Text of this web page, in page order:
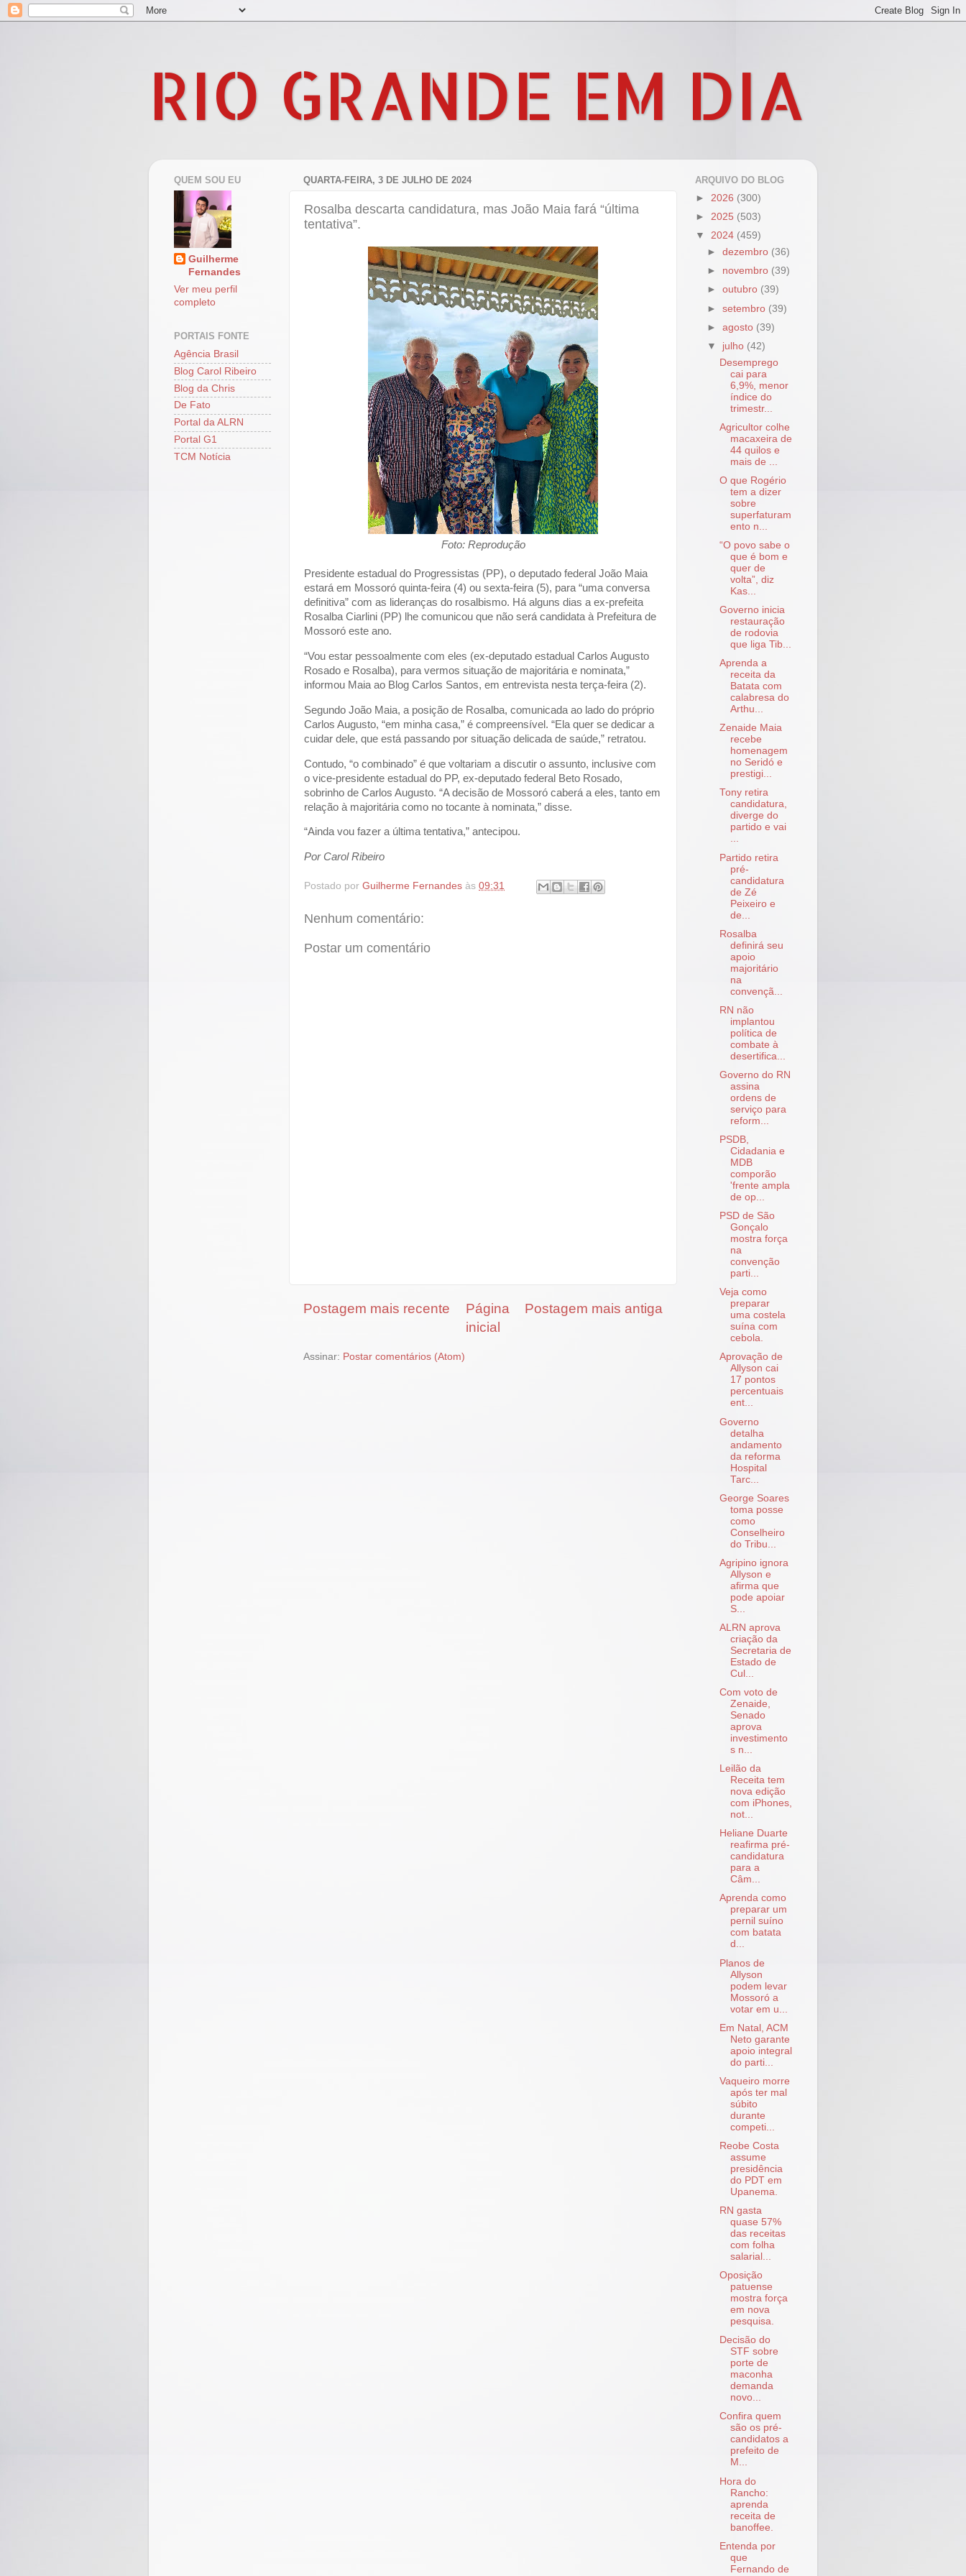
RIO GRANDE EM DIA
QUARTA-FEIRA, 3 DE JULHO DE 2024
Rosalba descarta candidatura, mas João Maia fará “última
tentativa”.
Foto: Reprodução
Presidente estadual do Progressistas (PP), o deputado federal João Maia
estará em Mossoró quinta-feira (4) ou sexta-feira (5), para “uma conversa
definitiva” com as lideranças do rosalbismo. Há alguns dias a ex-prefeita
Rosalba Ciarlini (PP) lhe comunicou que não será candidata à Prefeitura de
Mossoró este ano.
“Vou estar pessoalmente com eles (ex-deputado estadual Carlos Augusto
Rosado e Rosalba), para vermos situação de majoritária e nominata,”
informou Maia ao Blog Carlos Santos, em entrevista nesta terça-feira (2).
Segundo João Maia, a posição de Rosalba, comunicada ao lado do próprio
Carlos Augusto, “em minha casa,” é compreensível. “Ela quer se dedicar a
cuidar dele, que está passando por situação delicada de saúde,” retratou.
Contudo, “o combinado” é que voltariam a discutir o assunto, inclusive com
o vice-presidente estadual do PP, ex-deputado federal Beto Rosado,
sobrinho de Carlos Augusto. “A decisão de Mossoró caberá a eles, tanto em
relação à majoritária como no tocante à nominata,” disse.
“Ainda vou fazer a última tentativa,” antecipou.
Por Carol Ribeiro
Postado por Guilherme Fernandes às 09:31
Nenhum comentário:
Postar um comentário
Postagem mais recente Postagem mais antiga
Página
inicial
Assinar: Postar comentários (Atom)
QUEM SOU EU
Guilherme
Fernandes
Ver meu perfil
completo
PORTAIS FONTE
Agência Brasil
Blog Carol Ribeiro
Blog da Chris
De Fato
Portal da ALRN
Portal G1
TCM Notícia
ARQUIVO DO BLOG
► 2026 (300)
► 2025 (503)
▼ 2024 (459)
►dezembro (36)
► novembro (39)
►outubro (39)
►setembro (39)
►agosto (39)
▼ julho (42)
Desemprego
cai para
6,9%, menor
índice do
trimestr...
Agricultor colhe
macaxeira de
44 quilos e
mais de ...
O que Rogério
tem a dizer
sobre
superfaturam
ento n...
“O povo sabe o
que é bom e
quer de
volta”, diz
Kas...
Governo inicia
restauração
de rodovia
que liga Tib...
Aprenda a
receita da
Batata com
calabresa do
Arthu...
Zenaide Maia
recebe
homenagem
no Seridó e
prestigi...
Tony retira
candidatura,
diverge do
partido e vai
...
Partido retira
pré-
candidatura
de Zé
Peixeiro e
de...
Rosalba
definirá seu
apoio
majoritário
na
convençã...
RN não
implantou
política de
combate à
desertifica...
Governo do RN
assina
ordens de
serviço para
reform...
PSDB,
Cidadania e
MDB
comporão
'frente ampla
de op...
PSD de São
Gonçalo
mostra força
na
convenção
parti...
Veja como
preparar
uma costela
suína com
cebola.
Aprovação de
Allyson cai
17 pontos
percentuais
ent...
Governo
detalha
andamento
da reforma
Hospital
Tarc...
George Soares
toma posse
como
Conselheiro
do Tribu...
Agripino ignora
Allyson e
afirma que
pode apoiar
S...
ALRN aprova
criação da
Secretaria de
Estado de
Cul...
Com voto de
Zenaide,
Senado
aprova
investimento
s n...
Leilão da
Receita tem
nova edição
com iPhones,
not...
Heliane Duarte
reafirma pré-
candidatura
para a
Câm...
Aprenda como
preparar um
pernil suíno
com batata
d...
Planos de
Allyson
podem levar
Mossoró a
votar em u...
Em Natal, ACM
Neto garante
apoio integral
do parti...
Vaqueiro morre
após ter mal
súbito
durante
competi...
Reobe Costa
assume
presidência
do PDT em
Upanema.
RN gasta
quase 57%
das receitas
com folha
salarial...
Oposição
patuense
mostra força
em nova
pesquisa.
Decisão do
STF sobre
porte de
maconha
demanda
novo...
Confira quem
são os pré-
candidatos a
prefeito de
M...
Hora do
Rancho:
aprenda
receita de
banoffee.
Entenda por
que
Fernando de